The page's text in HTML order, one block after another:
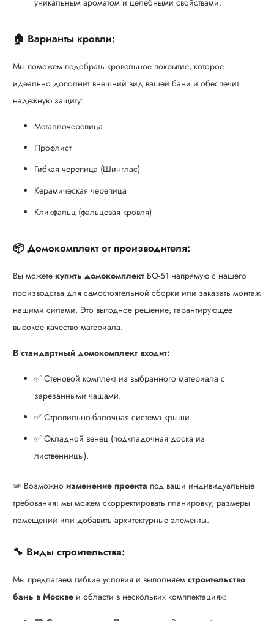
уникальным ароматом и целебными свойствами.
🏠 Варианты кровли:
Мы поможем подобрать кровельное покрытие, которое
идеально дополнит внешний вид вашей бани и обеспечит
надежную защиту:
Металлочерепица
Профлист
Гибкая черепица (Шинглас)
Керамическая черепица
Кликфальц (фальцевая кровля)
📦 Домокомплект от производителя:
Вы можете купить домокомплект БО-51 напрямую с нашего
производства для самостоятельной сборки или заказать монтаж
нашими силами. Это выгодное решение, гарантирующее
высокое качество материала.
В стандартный домокомплект входит:
✅ Стеновой комплект из выбранного материала с
зарезанными чашами.
✅ Стропильно-балочная система крыши.
✅ Окладной венец (подкладочная доска из
лиственницы).
✏️ Возможно изменение проекта под ваши индивидуальные
требования: мы можем скорректировать планировку, размеры
помещений или добавить архитектурные элементы.
🔧 Виды строительства:
Мы предлагаем гибкие условия и выполняем строительство
бань в Москве и области в нескольких комплектациях: